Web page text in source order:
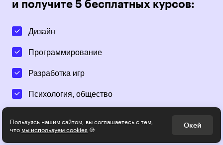
Профессия Сценарист
Пользуясь нашим сайтом, вы соглашаетесь с тем,
что мы используем cookies 🍪 Окей
и получите 5 бесплатных курсов:
Дизайн
Программирование
Разработка игр
Психология, общество
Маркетинг